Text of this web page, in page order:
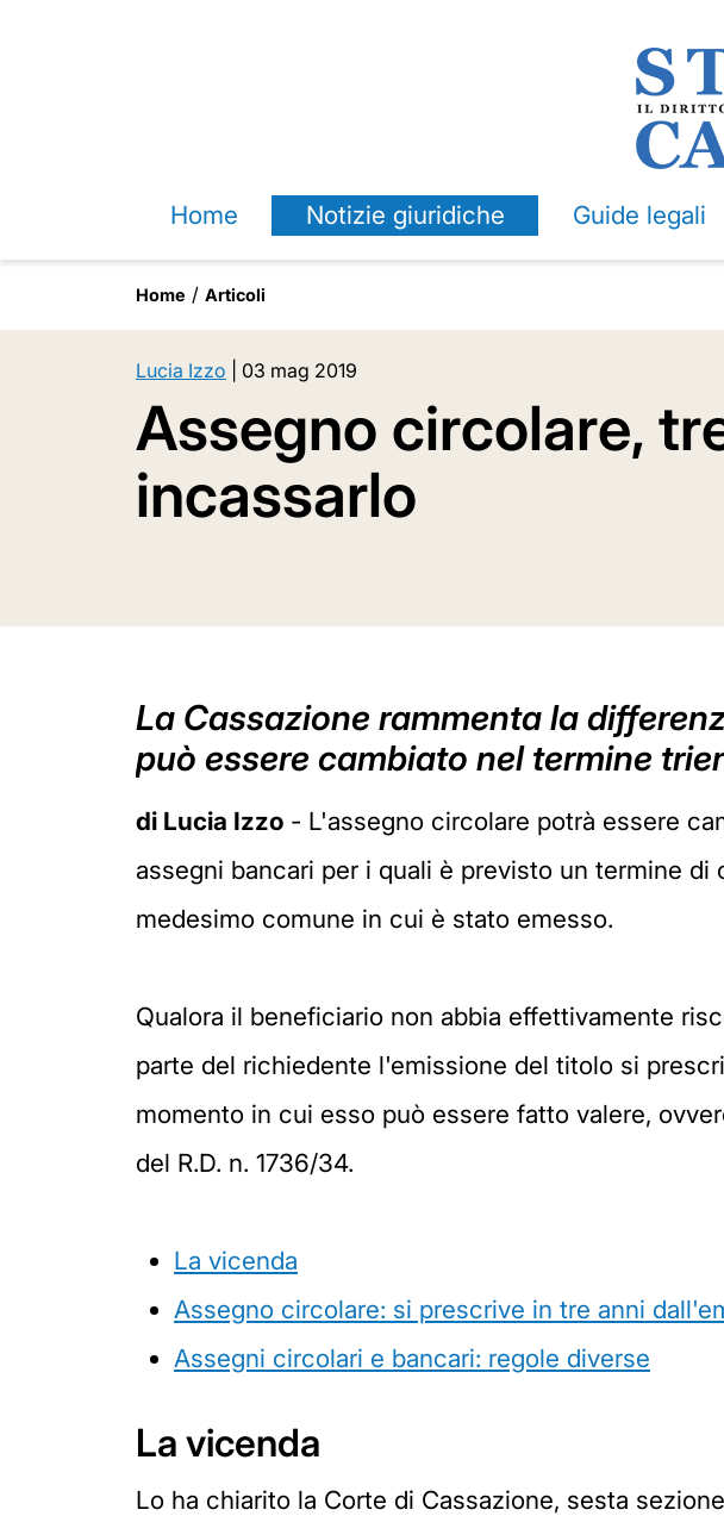
Home Notizie giuridiche Guide legali
Home Articoli
Lucia Izzo 03 mag 2019
Assegno circolare,
incassarlo
La Cassazione rammenta la
può essere cambiato nel termine
di Lucia Izzo - L'assegno circolare potrà essere
assegni bancari per i quali è previsto un termine
medesimo comune in cui è stato emesso.
Qualora il beneficiario non abbia effettivamente
parte del richiedente l'emissione del titolo si
momento in cui esso può essere fatto valere,
del R.D. n. 1736/34.
La vicenda
Assegno circolare: si prescrive in tre anni
Assegni circolari e bancari: regole diverse
La vicenda
Lo ha chiarito la Corte di Cassazione, sesta